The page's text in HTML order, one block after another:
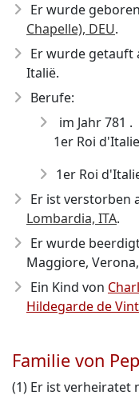
Er wurde
Chapelle), DEU.
Er wurde getauft
Italië.
Berufe:
im Jahr 781 .
1er Roi
1er Roi
Er ist verstorben
Lombardia, ITA.
Er wurde
Maggiore,
Ein Kind von
Hildegarde de
Familie von
(1) Er ist verheiratet